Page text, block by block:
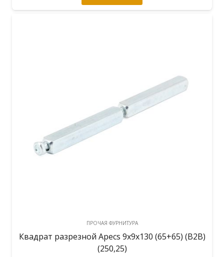
ПРОЧАЯ ФУРНИТУРА
Квадрат разрезной Apecs 9x9x130 (65+65) (B2B)
(250,25)